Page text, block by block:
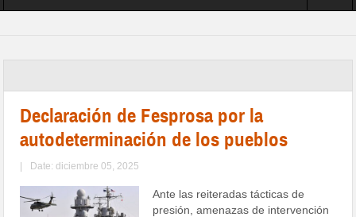
Declaración de Fesprosa por la
autodeterminación de los pueblos
| Date: diciembre 05, 2025
Ante las reiteradas tácticas de
presión, amenazas de intervención